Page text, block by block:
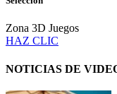
Zona 3D Juegos
HAZ CLIC
NOTICIAS DE